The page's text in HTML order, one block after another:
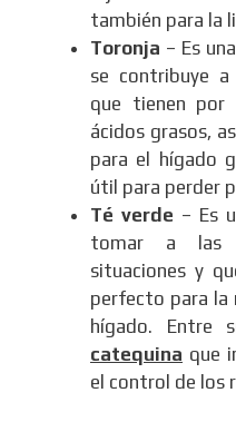
también para la
Toronja – Es
se contribuye
que tienen por
ácidos grasos,
para el hígado
útil para perder
Té verde – Es
tomar a las
situaciones y
perfecto para la
hígado. Entre
catequina que
el control de los